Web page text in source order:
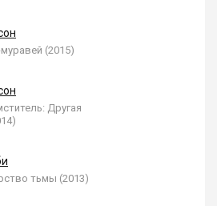
(2015)
Другая
тьмы (2013)